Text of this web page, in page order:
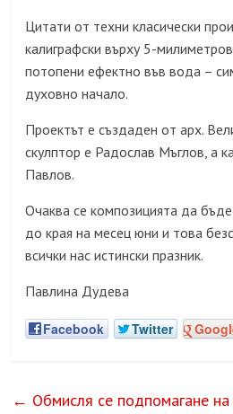
Цитати от техни класически
калиграфски върху 5-
потопени ефектно във вода –
духовно начало.
Проектът е създаден от арх.
скулптор е Радослав Мъглов, а
Павлов.
Очаква се композицията да
до края на месец юни и това
всички нас истински празник.
Павлина Дудева
Facebook Twitter
← Обмисля се подпомагане